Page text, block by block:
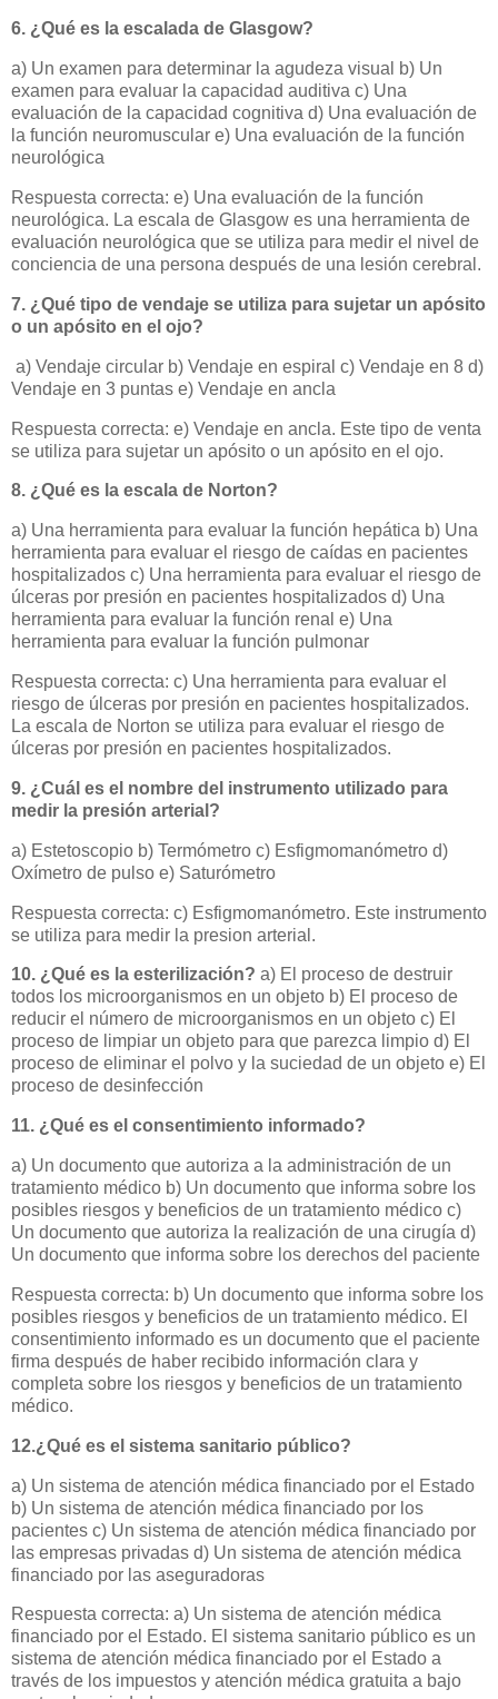
6. ¿Qué es la escalada de Glasgow?
a) Un examen para determinar la agudeza visual b) Un
examen para evaluar la capacidad auditiva c) Una
evaluación de la capacidad cognitiva d) Una evaluación de
la función neuromuscular e) Una evaluación de la función
neurológica
Respuesta correcta: e) Una evaluación de la función
neurológica. La escala de Glasgow es una herramienta de
evaluación neurológica que se utiliza para medir el nivel de
conciencia de una persona después de una lesión cerebral.
7. ¿Qué tipo de vendaje se utiliza para sujetar un apósito
o un apósito en el ojo?
a) Vendaje circular b) Vendaje en espiral c) Vendaje en 8 d)
Vendaje en 3 puntas e) Vendaje en ancla
Respuesta correcta: e) Vendaje en ancla. Este tipo de venta
se utiliza para sujetar un apósito o un apósito en el ojo.
8. ¿Qué es la escala de Norton?
a) Una herramienta para evaluar la función hepática b) Una
herramienta para evaluar el riesgo de caídas en pacientes
hospitalizados c) Una herramienta para evaluar el riesgo de
úlceras por presión en pacientes hospitalizados d) Una
herramienta para evaluar la función renal e) Una
herramienta para evaluar la función pulmonar
Respuesta correcta: c) Una herramienta para evaluar el
riesgo de úlceras por presión en pacientes hospitalizados.
La escala de Norton se utiliza para evaluar el riesgo de
úlceras por presión en pacientes hospitalizados.
9. ¿Cuál es el nombre del instrumento utilizado para
medir la presión arterial?
a) Estetoscopio b) Termómetro c) Esfigmomanómetro d)
Oxímetro de pulso e) Saturómetro
Respuesta correcta: c) Esfigmomanómetro. Este instrumento
se utiliza para medir la presion arterial.
10. ¿Qué es la esterilización? a) El proceso de destruir
todos los microorganismos en un objeto b) El proceso de
reducir el número de microorganismos en un objeto c) El
proceso de limpiar un objeto para que parezca limpio d) El
proceso de eliminar el polvo y la suciedad de un objeto e) El
proceso de desinfección
11. ¿Qué es el consentimiento informado?
a) Un documento que autoriza a la administración de un
tratamiento médico b) Un documento que informa sobre los
posibles riesgos y beneficios de un tratamiento médico c)
Un documento que autoriza la realización de una cirugía d)
Un documento que informa sobre los derechos del paciente
Respuesta correcta: b) Un documento que informa sobre los
posibles riesgos y beneficios de un tratamiento médico. El
consentimiento informado es un documento que el paciente
firma después de haber recibido información clara y
completa sobre los riesgos y beneficios de un tratamiento
médico.
12.¿Qué es el sistema sanitario público?
a) Un sistema de atención médica financiado por el Estado
b) Un sistema de atención médica financiado por los
pacientes c) Un sistema de atención médica financiado por
las empresas privadas d) Un sistema de atención médica
financiado por las aseguradoras
Respuesta correcta: a) Un sistema de atención médica
financiado por el Estado. El sistema sanitario público es un
sistema de atención médica financiado por el Estado a
través de los impuestos y atención médica gratuita a bajo